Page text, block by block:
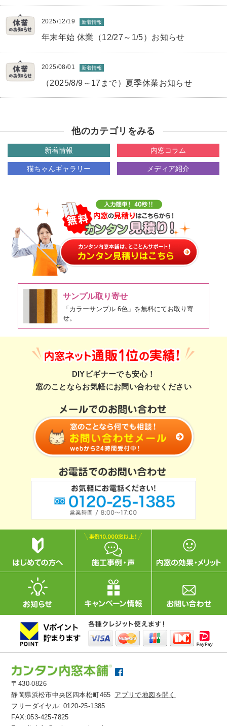
2025/12/19 新着情報
年末年始 休業（12/27～1/5）お知らせ
2025/08/01 新着情報
（2025/8/9～17まで）夏季休業お知らせ
他のカテゴリをみる
新着情報 内窓コラム
猫ちゃんギャラリー メディア紹介
サンプル取り寄せ
「カラーサンプル 6色」を無料にてお取り寄
せ。
DIYビギナーでも安心！
窓のことならお気軽にお問い合わせください
〒430-0826
静岡県浜松市中央区四本松町465 アプリで地図を開く
フリーダイヤル:0120-25-1385
FAX:053-425-7825